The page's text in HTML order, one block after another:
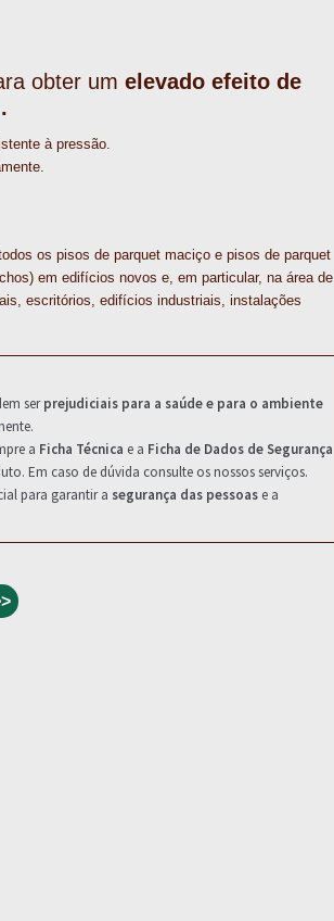
n
p
obter um elevado efeito de
à pressão.
os pisos de parquet maciço e pisos de parquet
em edifícios novos e, em particular, na área de
escritórios, edifícios industriais, instalações
serprejudiciais para a saúde e para o ambiente
a Ficha Técnica e a Ficha de Dados de Segurança
Em caso de dúvida consulte os nossos serviços.
para garantir a segurança das pessoase a